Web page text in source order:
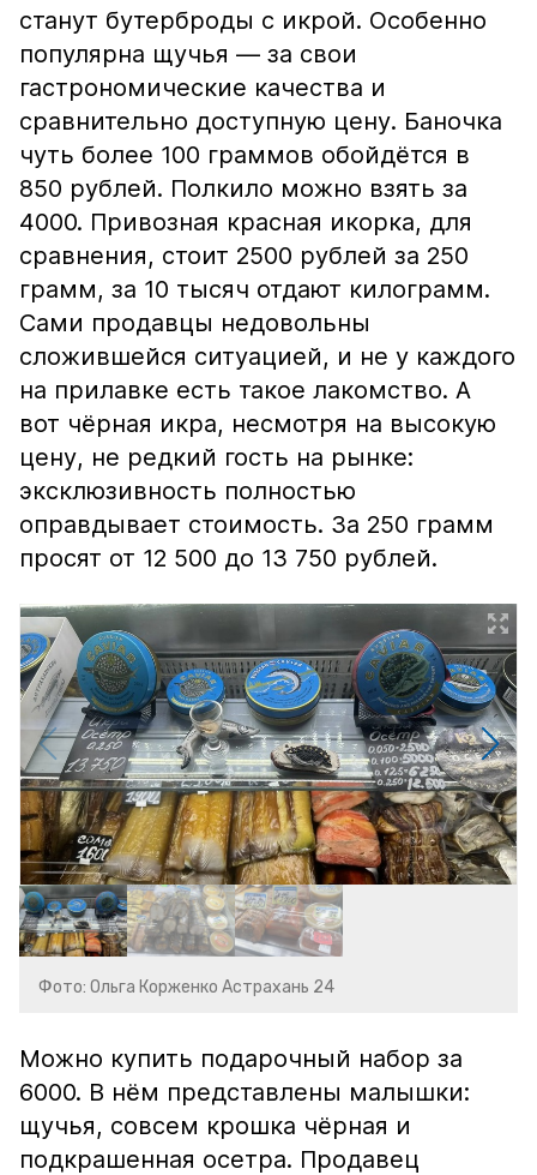
станут бутерброды с икрой. Особенно
популярна щучья — за свои
гастрономические качества и
сравнительно доступную цену. Баночка
чуть более 100 граммов обойдётся в
850 рублей. Полкило можно взять за
4000. Привозная красная икорка, для
сравнения, стоит 2500 рублей за 250
грамм, за 10 тысяч отдают килограмм.
Сами продавцы недовольны
сложившейся ситуацией, и не у каждого
на прилавке есть такое лакомство. А
вот чёрная икра, несмотря на высокую
цену, не редкий гость на рынке:
эксклюзивность полностью
оправдывает стоимость. За 250 грамм
просят от 12 500 до 13 750 рублей.
Фото: Ольга Корженко Астрахань 24
Можно купить подарочный набор за
6000. В нём представлены малышки:
щучья, совсем крошка чёрная и
подкрашенная осетра. Продавец